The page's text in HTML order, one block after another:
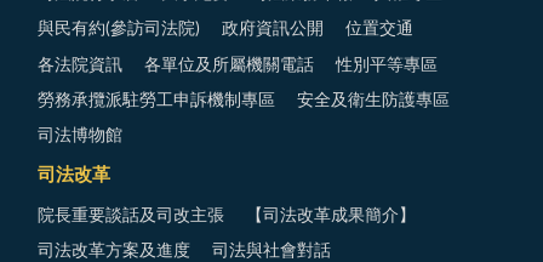
與民有約(參訪司法院) 政府資訊公開 位置交通
各法院資訊 各單位及所屬機關電話 性別平等專區
勞務承攬派駐勞工申訴機制專區 安全及衛生防護專區
司法博物館
司法改革
院長重要談話及司改主張 【司法改革成果簡介】
司法改革方案及進度 司法與社會對話